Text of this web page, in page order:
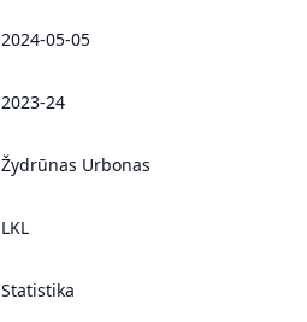
2024-05-05
2023-24
Žydrūnas Urbonas
LKL
Statistika